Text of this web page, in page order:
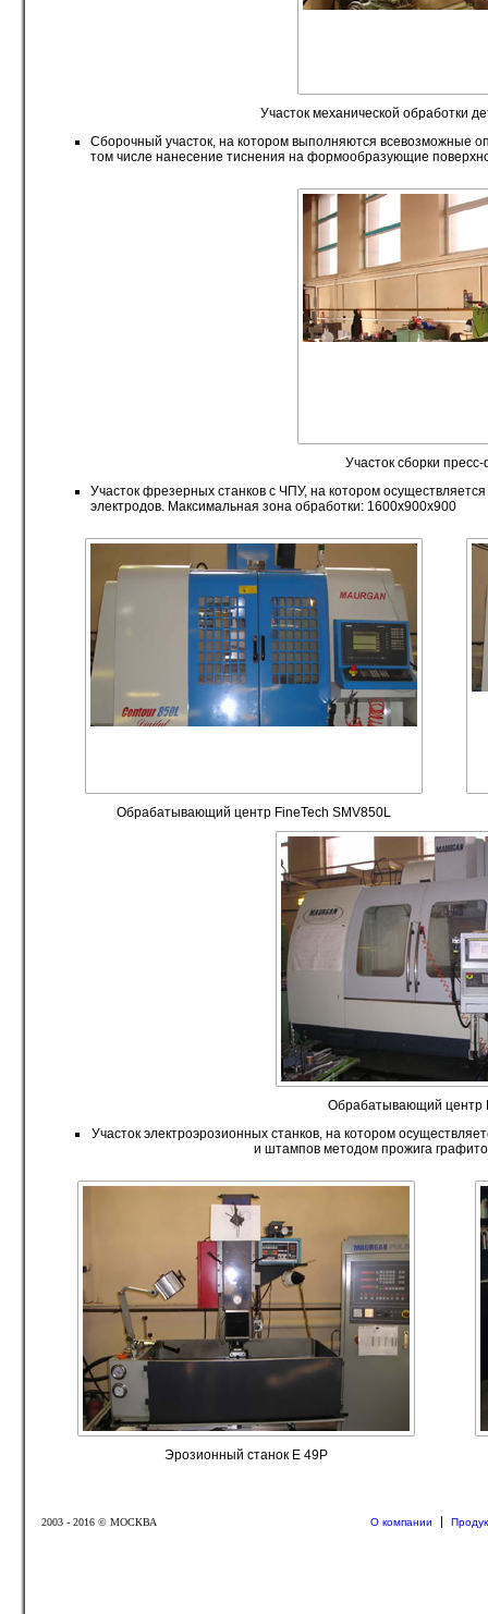
Участок механической обработки
Сборочный участок, на котором выполняются всевозможные
том числе нанесение тиснения на формообразующие
Участок сборки
Участок фрезерных станков с ЧПУ, на котором
электродов. Максимальная зона обработки: 1600x900x900
Обрабатывающий центр FineTech SMV850L
Обрабатывающий центр
Участок электроэрозионных станков, на котором
и штампов методом прожига
Эрозионный станок Е 49Р
2003 - 2016 © МОСКВА О компании